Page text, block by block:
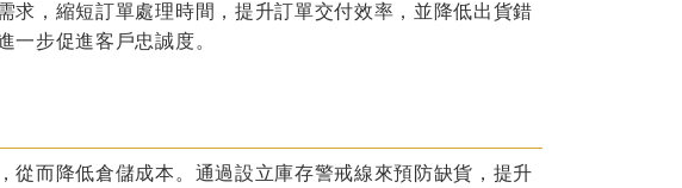
求，縮短訂單處理時間，提升訂單交付效率，並降低出貨錯
一步促進客戶忠誠度。
從而降低倉儲成本。通過設立庫存警戒線來預防缺貨，提升